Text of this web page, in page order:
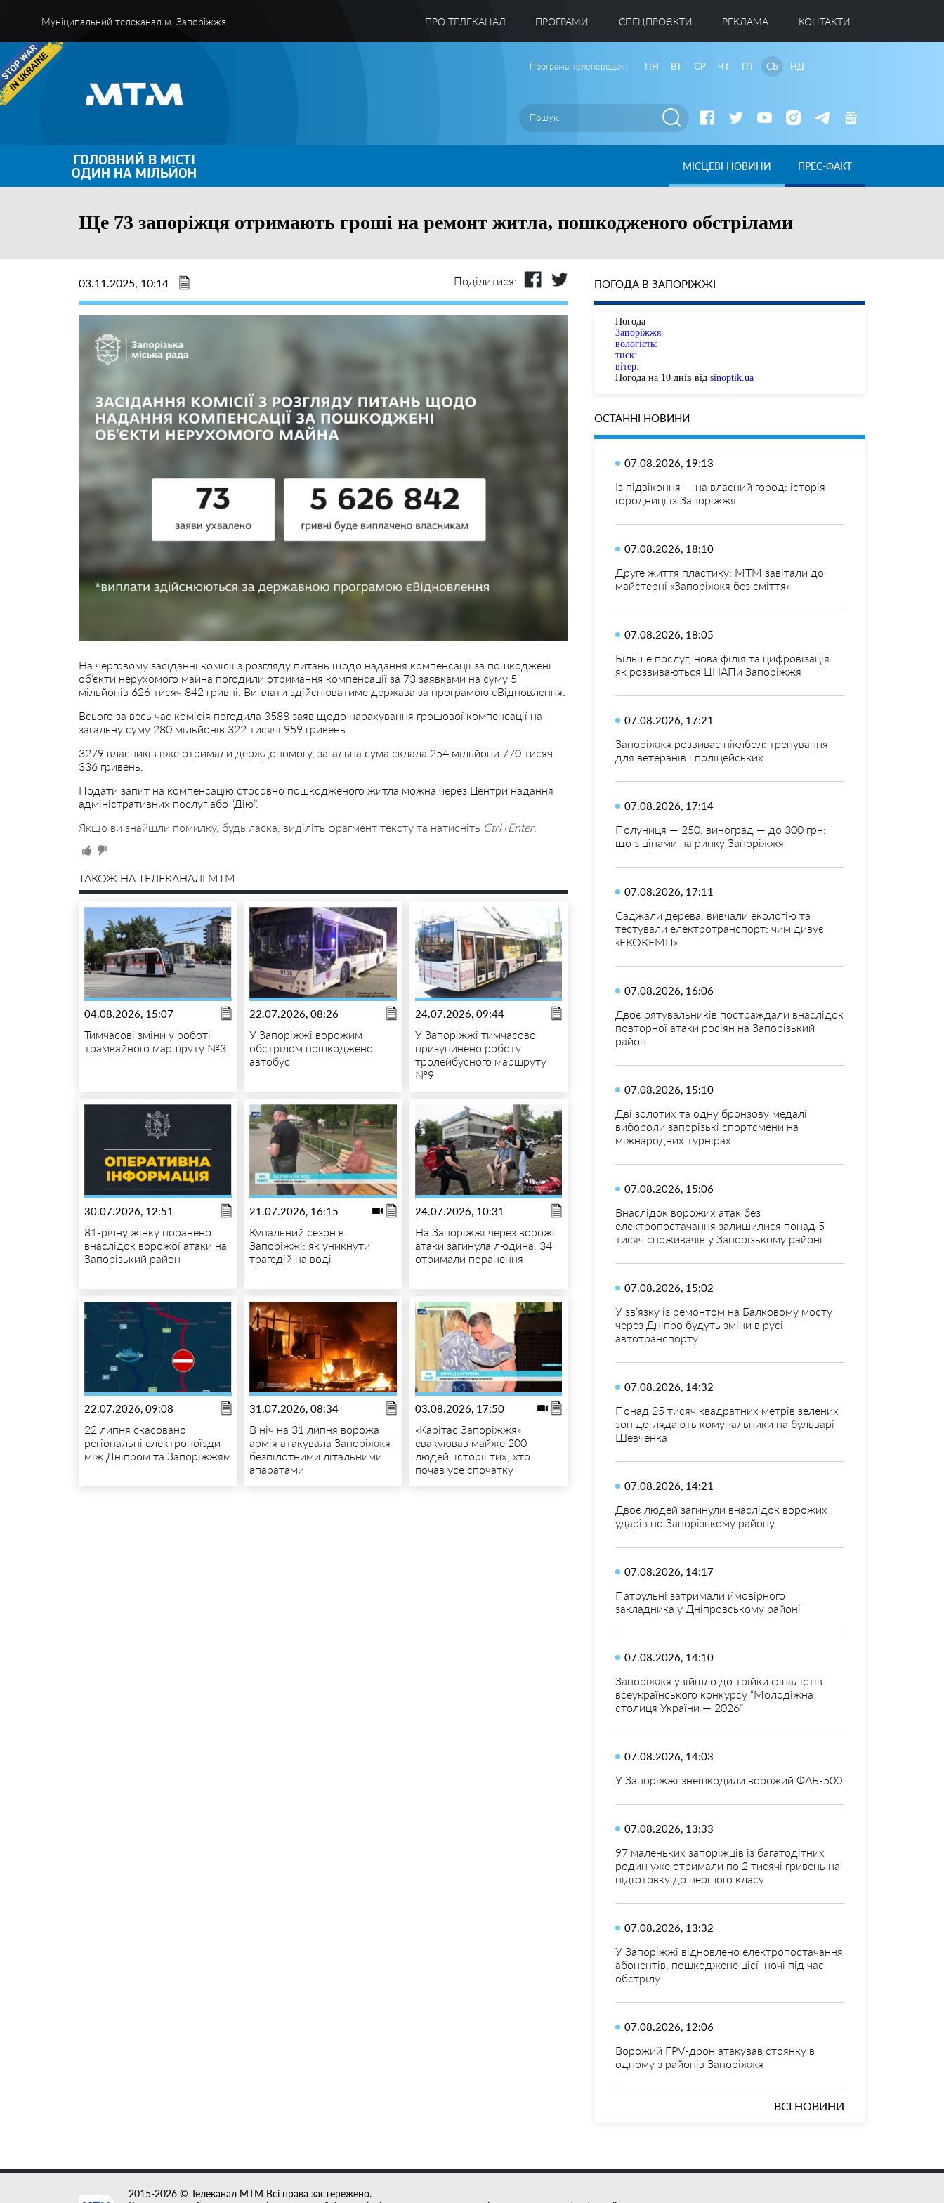
Муніципальний телеканал м. Запоріжжя ПРО ТЕЛЕКАНАЛ ПРОГРАМИ CПЕЦПРОЄКТИ РЕКЛАМА КОНТАКТИ
Програма телепередач: ПН ВТ СР ЧТ ПТ СБ НД
ГОЛОВНИЙ В МІСТІ
ОДИН НА МІЛЬЙОН МІСЦЕВІ НОВИНИ ПРЕС-ФАКТ
Ще 73 запоріжця отримають гроші на ремонт житла, пошкодженого обстрілами
03.11.2025, 10:14 Поділитися:
На черговому засіданні комісії з розгляду питань щодо надання компенсації за пошкоджені
об’єкти нерухомого майна погодили отримання компенсації за 73 заявками на суму 5
мільйонів 626 тисяч 842 гривні. Виплати здійснюватиме держава за програмою єВідновлення.
Всього за весь час комісія погодила 3588 заяв щодо нарахування грошової компенсації на
загальну суму 280 мільйонів 322 тисячі 959 гривень.
3279 власників вже отримали держдопомогу, загальна сума склала 254 мільйони 770 тисяч
336 гривень.
Подати запит на компенсацію стосовно пошкодженого житла можна через Центри надання
адміністративних послуг або “Дію”.
Якщо ви знайшли помилку, будь ласка, виділіть фрагмент тексту та натисніть Ctrl+Enter.
ТАКОЖ НА ТЕЛЕКАНАЛІ MTM
04.08.2026, 15:07
Тимчасові зміни у роботі
трамвайного маршруту №3
22.07.2026, 08:26
У Запоріжжі ворожим
обстрілом пошкоджено
автобус
24.07.2026, 09:44
У Запоріжжі тимчасово
призупинено роботу
тролейбусного маршруту
№9
30.07.2026, 12:51
81-річну жінку поранено
внаслідок ворожої атаки на
Запорізький район
21.07.2026, 16:15
Купальний сезон в
Запоріжжі: як уникнути
трагедій на воді
24.07.2026, 10:31
На Запоріжжі через ворожі
атаки загинула людина, 34
отримали поранення
22.07.2026, 09:08
22 липня скасовано
регіональні електропоїзди
між Дніпром та Запоріжжям
31.07.2026, 08:34
В ніч на 31 липня ворожа
армія атакувала Запоріжжя
безпілотними літальними
апаратами
03.08.2026, 17:50
«Карітас Запоріжжя»
евакуював майже 200
людей: історії тих, хто
почав усе спочатку
ПОГОДА В ЗАПОРІЖЖІ
Погода
Запоріжжя
вологість:
тиск:
вітер:
Погода на 10 днів від sinoptik.ua
ОСТАННІ НОВИНИ
07.08.2026, 19:13
Із підвіконня — на власний город: історія
городниці із Запоріжжя
07.08.2026, 18:10
Друге життя пластику: МТМ завітали до
майстерні «Запоріжжя без сміття»
07.08.2026, 18:05
Більше послуг, нова філія та цифровізація:
як розвиваються ЦНАПи Запоріжжя
07.08.2026, 17:21
Запоріжжя розвиває піклбол: тренування
для ветеранів і поліцейських
07.08.2026, 17:14
Полуниця — 250, виноград — до 300 грн:
що з цінами на ринку Запоріжжя
07.08.2026, 17:11
Саджали дерева, вивчали екологію та
тестували електротранспорт: чим дивує
«ЕКОКЕМП»
07.08.2026, 16:06
Двоє рятувальників постраждали внаслідок
повторної атаки росіян на Запорізький
район
07.08.2026, 15:10
Дві золотих та одну бронзову медалі
вибороли запорізькі спортсмени на
міжнародних турнірах
07.08.2026, 15:06
Внаслідок ворожих атак без
електропостачання залишилися понад 5
тисяч споживачів у Запорізькому районі
07.08.2026, 15:02
У зв’язку із ремонтом на Балковому мосту
через Дніпро будуть зміни в русі
автотранспорту
07.08.2026, 14:32
Понад 25 тисяч квадратних метрів зелених
зон доглядають комунальники на бульварі
Шевченка
07.08.2026, 14:21
Двоє людей загинули внаслідок ворожих
ударів по Запорізькому району
07.08.2026, 14:17
Патрульні затримали ймовірного
закладника у Дніпровському районі
07.08.2026, 14:10
Запоріжжя увійшло до трійки фіналістів
всеукраїнського конкурсу “Молодіжна
столиця України — 2026”
07.08.2026, 14:03
У Запоріжжі знешкодили ворожий ФАБ-500
07.08.2026, 13:33
97 маленьких запоріжців із багатодітних
родин уже отримали по 2 тисячі гривень на
підготовку до першого класу
07.08.2026, 13:32
У Запоріжжі відновлено електропостачання
абонентів, пошкоджене цієї ночі під час
обстрілу
07.08.2026, 12:06
Ворожий FPV-дрон атакував стоянку в
одному з районів Запоріжжя
ВСІ НОВИНИ
2015-2026 © Телеканал MTM Всі права застережено.